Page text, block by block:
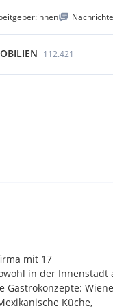
112.421
mit 17
in der Innenstadt
Gastrokonzepte:
Küche,